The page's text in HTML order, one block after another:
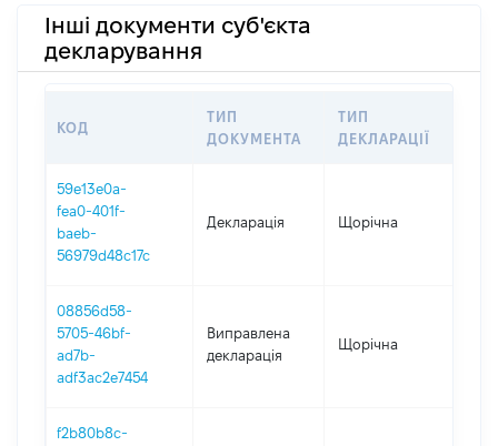
Інші документи суб'єкта
декларування
КОД
ТИП
ДОКУМЕНТА
ТИП
ДЕКЛАРАЦІЇ
59e13e0a-
fea0-401f-
baeb-
56979d48c17c
Декларація Щорічна
08856d58-
5705-46bf-
ad7b-
adf3ac2e7454
Виправлена
декларація
Щорічна
f2b80b8c-